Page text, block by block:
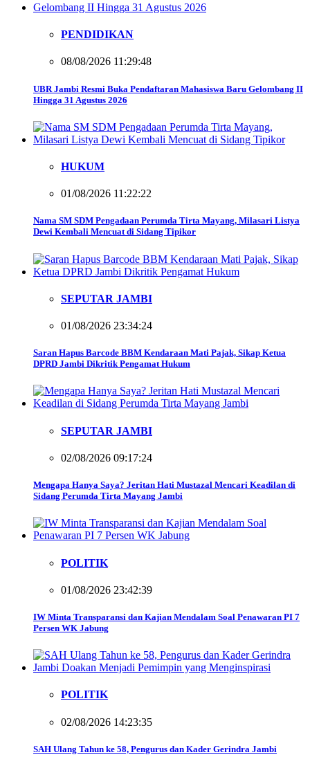
PENDIDIKAN
08/08/2026 11:29:48
UBR Jambi Resmi Buka Pendaftaran Mahasiswa Baru Gelombang II
Hingga 31 Agustus 2026
HUKUM
01/08/2026 11:22:22
Nama SM SDM Pengadaan Perumda Tirta Mayang, Milasari Listya
Dewi Kembali Mencuat di Sidang Tipikor
SEPUTAR JAMBI
01/08/2026 23:34:24
Saran Hapus Barcode BBM Kendaraan Mati Pajak, Sikap Ketua
DPRD Jambi Dikritik Pengamat Hukum
SEPUTAR JAMBI
02/08/2026 09:17:24
Mengapa Hanya Saya? Jeritan Hati Mustazal Mencari Keadilan di
Sidang Perumda Tirta Mayang Jambi
POLITIK
01/08/2026 23:42:39
IW Minta Transparansi dan Kajian Mendalam Soal Penawaran PI 7
Persen WK Jabung
POLITIK
02/08/2026 14:23:35
SAH Ulang Tahun ke 58, Pengurus dan Kader Gerindra Jambi